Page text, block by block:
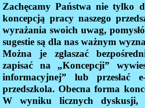
Zachęcamy Państwa nie tylko
koncepcją pracy naszego
wyrażania swoich uwag,
sugestie są dla nas ważnym
Można je zgłaszać
zapisać na „Koncepcji”
informacyjnej” lub przesłać
przedszkola. Obecna forma
W wyniku licznych dyskusji,